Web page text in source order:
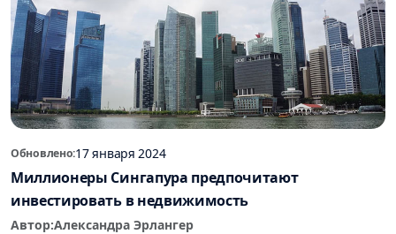
Обновлено:17 января 2024
Миллионеры Сингапура предпочитают
инвестировать в недвижимость
Автор:Александра Эрлангер